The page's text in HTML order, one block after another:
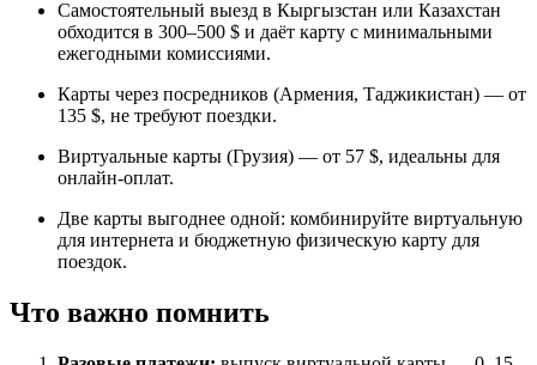
Самостоятельный выезд в Кыргызстан или Казахстан
обходится в 300–500 $ и даёт карту с минимальными
ежегодными комиссиями.
Карты через посредников (Армения, Таджикистан) — от
135 $, не требуют поездки.
Виртуальные карты (Грузия) — от 57 $, идеальны для
онлайн-оплат.
Две карты выгоднее одной: комбинируйте виртуальную
для интернета и бюджетную физическую карту для
поездок.
Что важно помнить